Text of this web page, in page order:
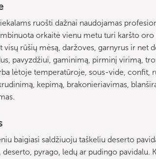
ruošti dažnai naudojamas
orkaitė vienu metu turi karšto oro
rūšių mėsą, daržoves, garnyrus ir net
pavyzdžiui, gaminimą, pirminį virimą,
lėtoje temperatūroje, sous-vide, confit,
kepimą, brakonieriavimas,
baigiasi saldžiuoju taškeliu deserto
deserto, pyrago, ledų ar pudingo pavidalu.